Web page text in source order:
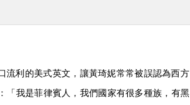
流利的美式英文，讓黃琦妮常常被誤認為西方
「我是菲律賓人，我們國家有很多種族，有黑